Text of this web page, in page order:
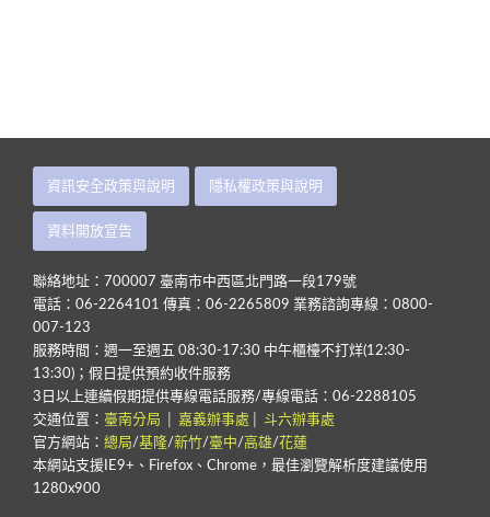
資訊安全政策與說明 隱私權政策與說明
資料開放宣告
聯絡地址：700007 臺南市中西區北門路一段179號
電話：06-2264101 傳真：06-2265809 業務諮詢專線：0800-
007-123
服務時間：週一至週五 08:30-17:30 中午櫃檯不打烊(12:30-
13:30)；假日提供預約收件服務
3日以上連續假期提供專線電話服務/專線電話：06-2288105
交通位置： 臺南分局 嘉義辦事處
斗六辦事處
官方網站： 總局/基隆/新竹/臺中/高雄/花蓮
本網站支援IE9+、Firefox、Chrome，最佳瀏覽解析度建議使用
1280x900